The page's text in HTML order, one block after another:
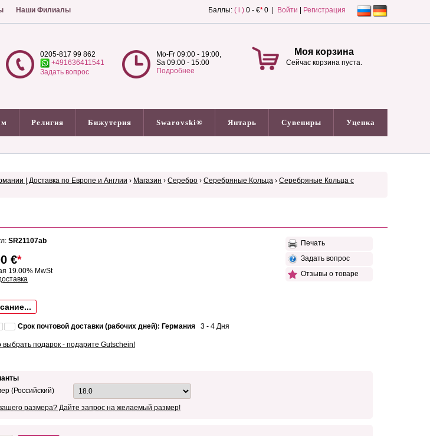
Наши Филиалы Баллы: ( i ) 0 - €*0 | Войти Регистрация
0205-817 99 862
+491636411541
Задать вопрос
Mo-Fr 09:00 - 19:00,
Sa 09:00 - 15:00
Подробнее
Моя корзина
Сейчас корзина пуста.
Религия Бижутерия Swarovski® Янтарь Сувениры Уценка
| Доставка по Европе и Англии › Магазин › Серебро › Серебряные Кольца › Серебряные Кольца с
SR21107ab
€*
19.00% MwSt
Срок почтовой доставки (рабочих дней): Германия 3 - 4 Дня
выбрать подарок - подарите Gutschein!
Печать
Задать вопрос
Отзывы о товаре
(Российский)
размера? Дайте запрос на желаемый размер!